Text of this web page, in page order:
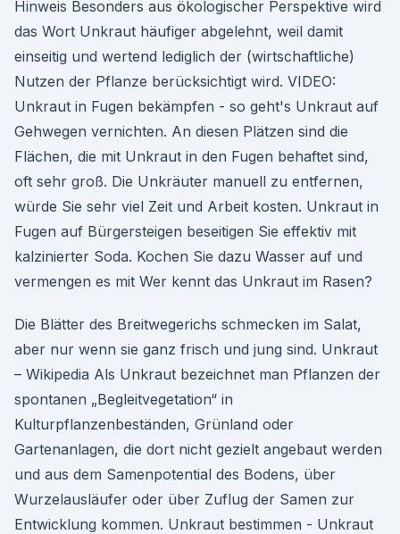
Hinweis Besonders aus ökologischer Perspektive wird
das Wort Unkraut häufiger abgelehnt, weil damit
einseitig und wertend lediglich der (wirtschaftliche)
Nutzen der Pflanze berücksichtigt wird. VIDEO:
Unkraut in Fugen bekämpfen - so geht's Unkraut auf
Gehwegen vernichten. An diesen Plätzen sind die
Flächen, die mit Unkraut in den Fugen behaftet sind,
oft sehr groß. Die Unkräuter manuell zu entfernen,
würde Sie sehr viel Zeit und Arbeit kosten. Unkraut in
Fugen auf Bürgersteigen beseitigen Sie effektiv mit
kalzinierter Soda. Kochen Sie dazu Wasser auf und
vermengen es mit Wer kennt das Unkraut im Rasen?
Die Blätter des Breitwegerichs schmecken im Salat,
aber nur wenn sie ganz frisch und jung sind. Unkraut
– Wikipedia Als Unkraut bezeichnet man Pflanzen der
spontanen „Begleitvegetation“ in
Kulturpflanzenbeständen, Grünland oder
Gartenanlagen, die dort nicht gezielt angebaut werden
und aus dem Samenpotential des Bodens, über
Wurzelausläufer oder über Zuflug der Samen zur
Entwicklung kommen. Unkraut bestimmen - Unkraut